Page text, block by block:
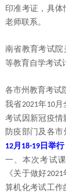
印准考证，具
老师联系。
南省教育考试院
等教育自学考试
各市州教育考试
我省2021年10月
考试因新冠疫情
防疫部门及各市
12月 18-19 日举行
一、本次考试
《关于做好2021
算机化考试工作